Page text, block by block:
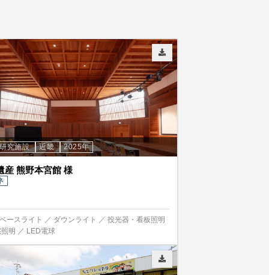
究施設 近畿 2025年
産 熊野本宮館 様
ースライト ／ ダウンライト ／ 投光器・看板照明
明 ／ LED電球